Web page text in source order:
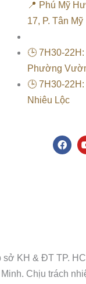
📍 Phú Mỹ
17, P. Tân Mỹ
🕒 7H30-
Phường
🕒 7H30-
Nhiêu Lộc
F
a
KH & ĐT TP.
Chịu trách